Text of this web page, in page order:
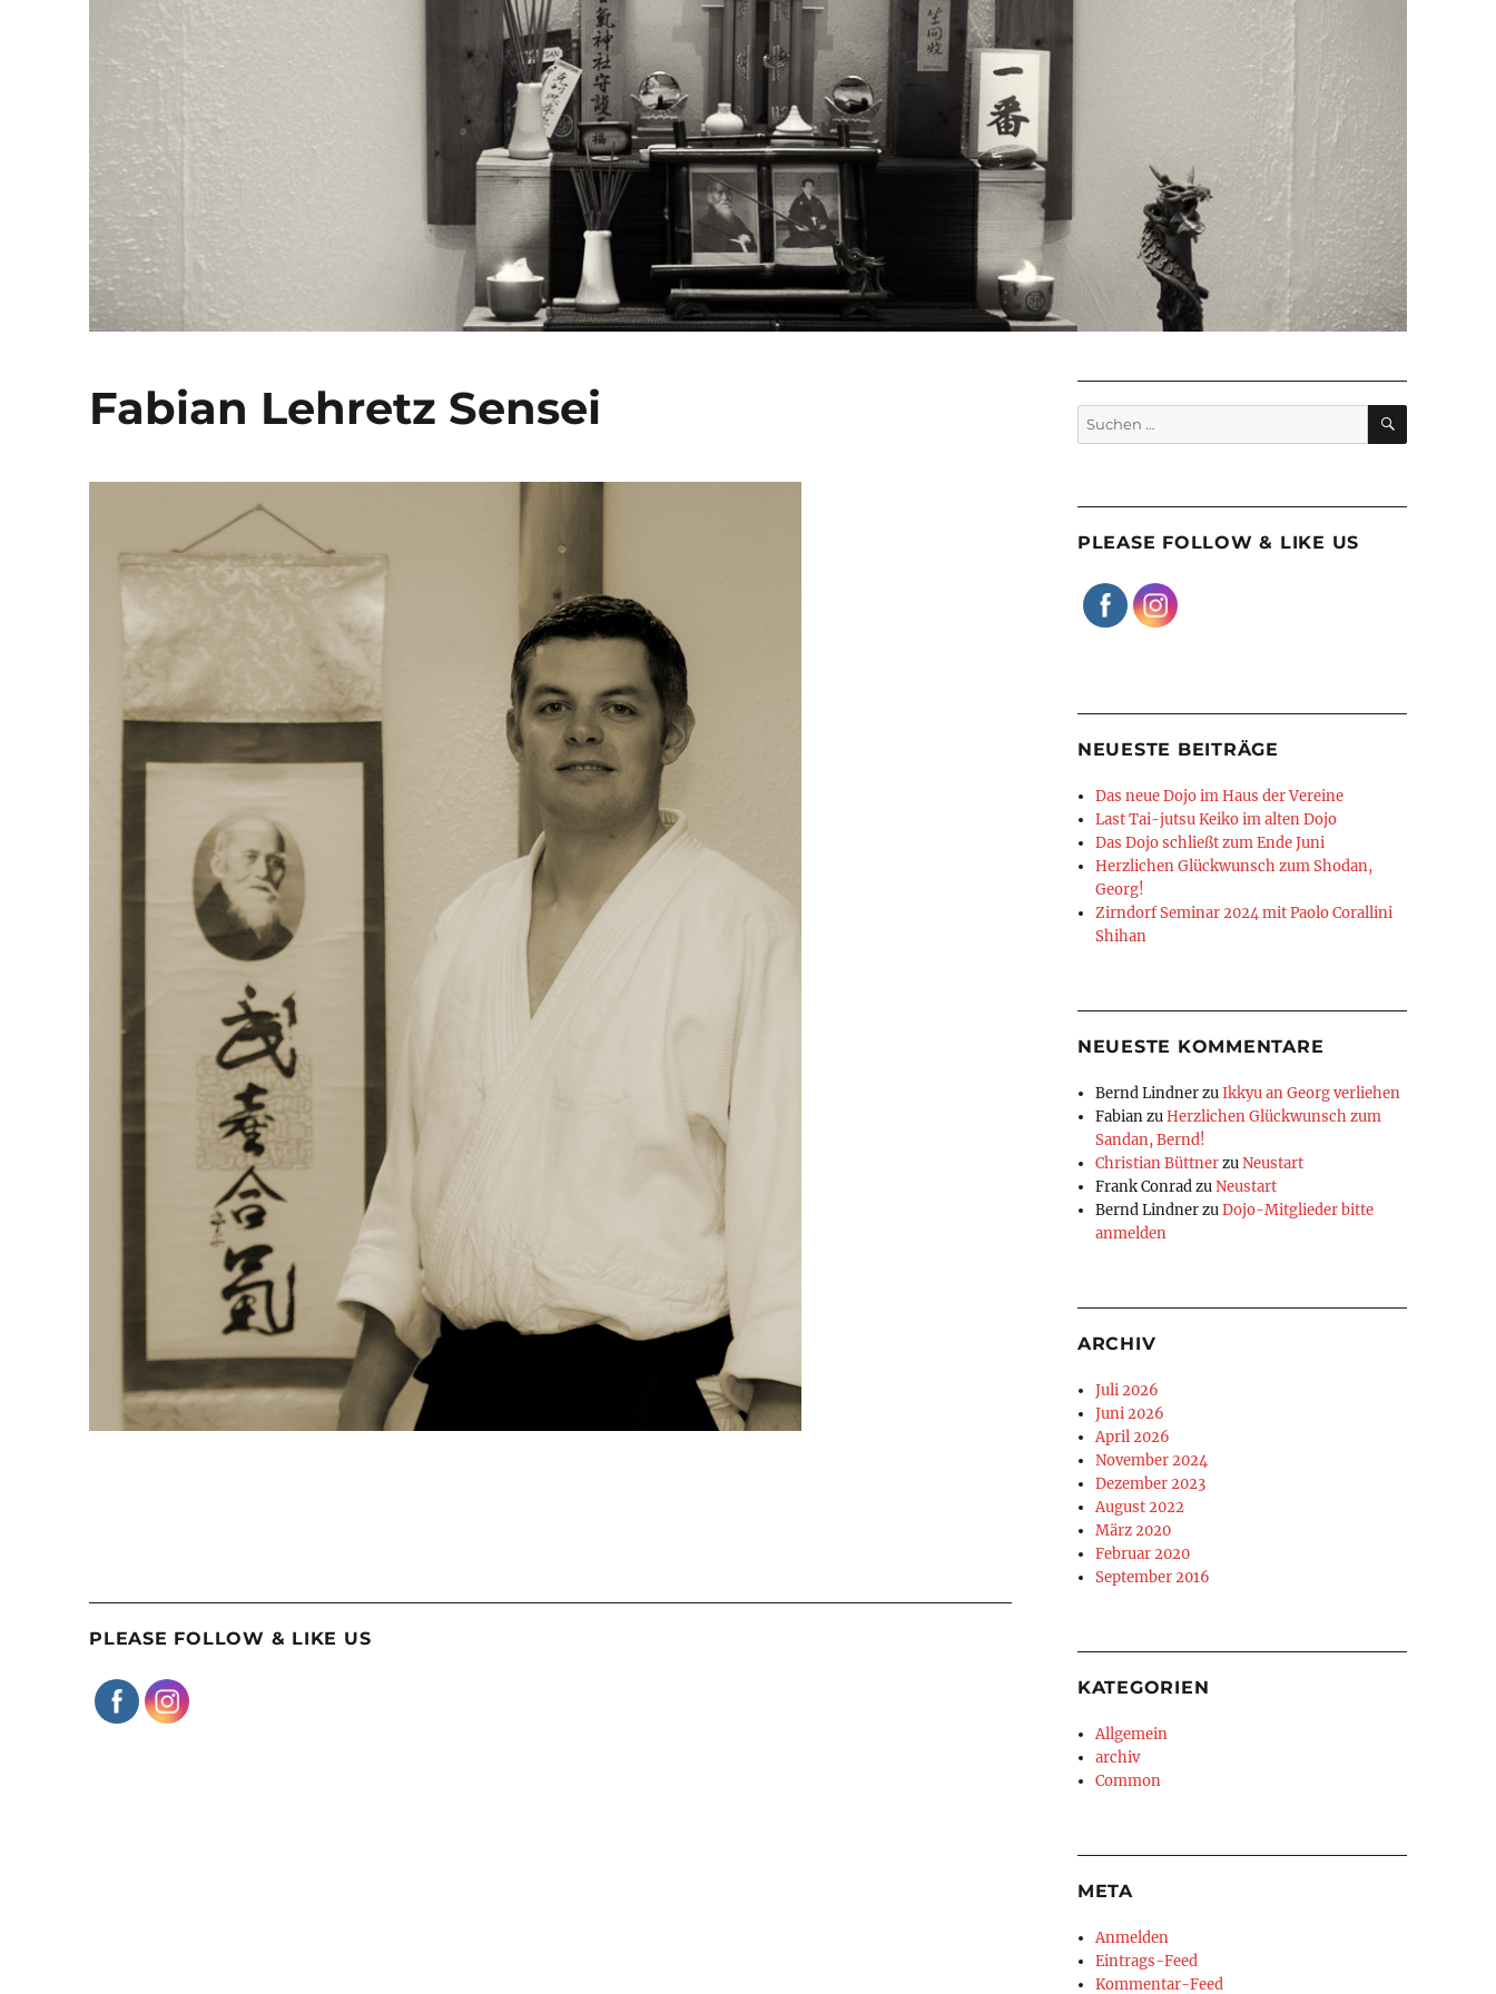
Fabian Lehretz Sensei
PLEASE FOLLOW & LIKE US
Suchen
nach:
SUCHEN
PLEASE FOLLOW & LIKE US
NEUESTE BEITRÄGE
Das neue Dojo im Haus der Vereine
Last Tai-jutsu Keiko im alten Dojo
Das Dojo schließt zum Ende Juni
Herzlichen Glückwunsch zum Shodan,
Georg!
Zirndorf Seminar 2024 mit Paolo Corallini
Shihan
NEUESTE KOMMENTARE
Bernd LindnerzuIkkyu an Georg verliehen
FabianzuHerzlichen Glückwunsch zum
Sandan, Bernd!
Christian BüttnerzuNeustart
Frank ConradzuNeustart
Bernd LindnerzuDojo-Mitglieder bitte
anmelden
ARCHIV
Juli 2026
Juni 2026
April 2026
November 2024
Dezember 2023
August 2022
März 2020
Februar 2020
September 2016
KATEGORIEN
Allgemein
archiv
Common
META
Anmelden
Eintrags-Feed
Kommentar-Feed